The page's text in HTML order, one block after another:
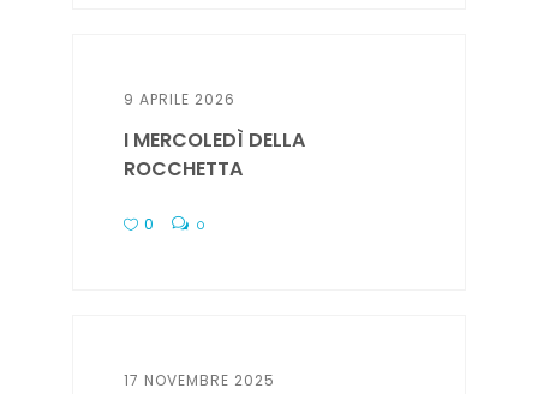
9 APRILE 2026
I MERCOLEDÌ DELLA
ROCCHETTA
0 0
17 NOVEMBRE 2025